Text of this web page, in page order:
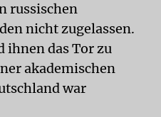
russischen
nicht zugelassen.
ihnen das Tor zu
akademischen
war